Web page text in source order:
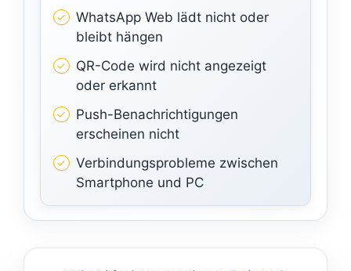
WhatsApp Web lädt nicht oder
bleibt hängen
QR-Code wird nicht angezeigt
oder erkannt
Push-Benachrichtigungen
erscheinen nicht
Verbindungsprobleme zwischen
Smartphone und PC